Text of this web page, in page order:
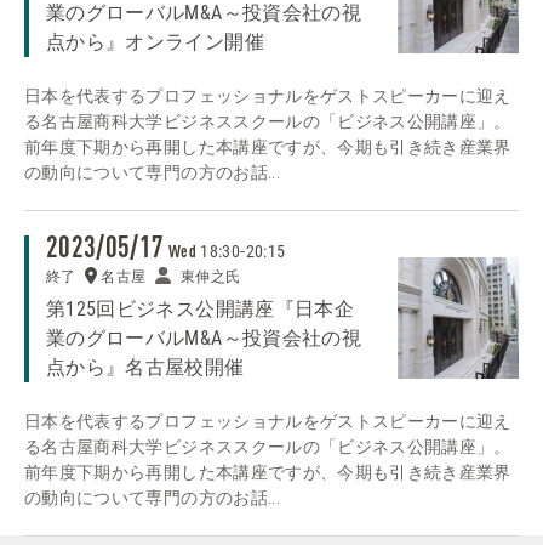
業のグローバルM&A～投資会社の視
点から』オンライン開催
日本を代表するプロフェッショナルをゲストスピーカーに迎え
る名古屋商科大学ビジネススクールの「ビジネス公開講座」。
前年度下期から再開した本講座ですが、今期も引き続き産業界
の動向について専門の方のお話...
2023/05/17 Wed 18:30-20:15
終了 名古屋 東伸之氏
第125回ビジネス公開講座『日本企
業のグローバルM&A～投資会社の視
点から』名古屋校開催
日本を代表するプロフェッショナルをゲストスピーカーに迎え
る名古屋商科大学ビジネススクールの「ビジネス公開講座」。
前年度下期から再開した本講座ですが、今期も引き続き産業界
の動向について専門の方のお話...